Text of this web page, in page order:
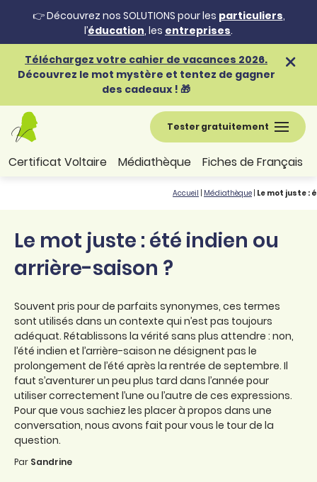
👉 Découvrez nos SOLUTIONS pour les particuliers,
l’éducation, les entreprises.
Téléchargez votre cahier de vacances 2026.
Découvrez le mot mystère et tentez de gagner
des cadeaux ! 🎁
Tester gratuitement
Certificat Voltaire Médiathèque Fiches de Français
Accueil Médiathèque Le mot juste :
Le mot juste : été indien ou
arrière-saison ?
Souvent pris pour de parfaits synonymes, ces termes
sont utilisés dans un contexte qui n’est pas toujours
adéquat. Rétablissons la vérité sans plus attendre : non,
l’été indien et l’arrière-saison ne désignent pas le
prolongement de l’été après la rentrée de septembre. Il
faut s’aventurer un peu plus tard dans l’année pour
utiliser correctement l’une ou l’autre de ces expressions.
Pour que vous sachiez les placer à propos dans une
conversation, nous avons fait pour vous le tour de la
question.
Par Sandrine